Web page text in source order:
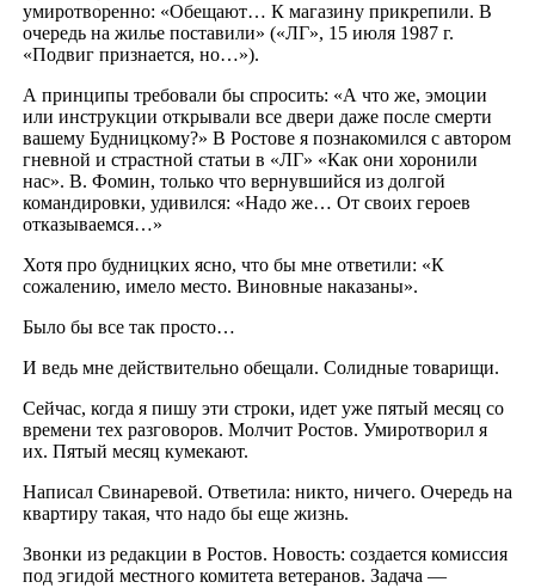
умиротворенно: «Обещают… К магазину прикрепили. В
очередь на жилье поставили» («ЛГ», 15 июля 1987 г.
«Подвиг признается, но…»).
А принципы требовали бы спросить: «А что же, эмоции
или инструкции открывали все двери даже после смерти
вашему Будницкому?» В Ростове я познакомился с автором
гневной и страстной статьи в «ЛГ» «Как они хоронили
нас». В. Фомин, только что вернувшийся из долгой
командировки, удивился: «Надо же… От своих героев
отказываемся…»
Хотя про будницких ясно, что бы мне ответили: «К
сожалению, имело место. Виновные наказаны».
Было бы все так просто…
И ведь мне действительно обещали. Солидные товарищи.
Сейчас, когда я пишу эти строки, идет уже пятый месяц со
времени тех разговоров. Молчит Ростов. Умиротворил я
их. Пятый месяц кумекают.
Написал Свинаревой. Ответила: никто, ничего. Очередь на
квартиру такая, что надо бы еще жизнь.
Звонки из редакции в Ростов. Новость: создается комиссия
под эгидой местного комитета ветеранов. Задача —